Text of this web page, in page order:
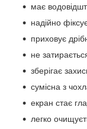
має
надійно
приховує
не
зберігає
сумісна з
екран стає
легко